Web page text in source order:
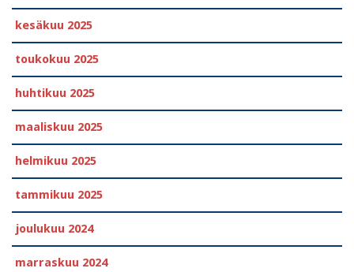
kesäkuu 2025
toukokuu 2025
huhtikuu 2025
maaliskuu 2025
helmikuu 2025
tammikuu 2025
joulukuu 2024
marraskuu 2024